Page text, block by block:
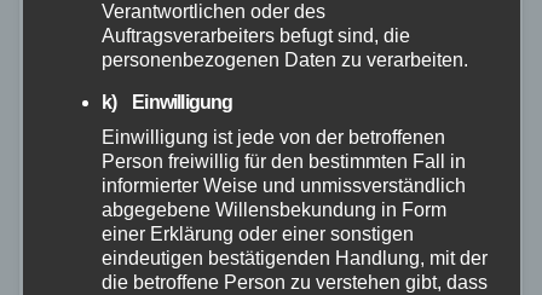
FEUERWEHR WESTERWALD
Groß angelegte Brandschutzübung im
Haus Roßberg trainiert Ernstfall unter
Verantwortlichen oder des
Auftragsverarbeiters befugt sind, die
personenbezogenen Daten zu verarbeiten.
k) Einwilligung
Einwilligung ist jede von der betroffenen
Person freiwillig für den bestimmten Fall in
informierter Weise und unmissverständlich
abgegebene Willensbekundung in Form
einer Erklärung oder einer sonstigen
eindeutigen bestätigenden Handlung, mit der
die betroffene Person zu verstehen gibt, dass